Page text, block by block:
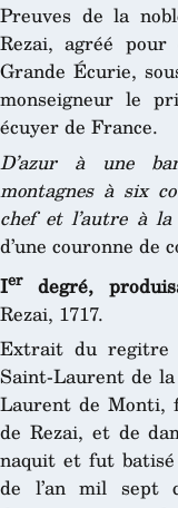
Preuves de la
Rezai, agréé
Grande Écurie,
monseigneur le
écuyer de France.
D’azur à une
montagnes à six
chef et l’autre à la
d’une couronne de
Ierdegré,
Rezai, 1717.
Extrait du regitre
Saint-Laurent de
Laurent de Monti,
de Rezai, et de
naquit et fut batisé
de l’an mil sept